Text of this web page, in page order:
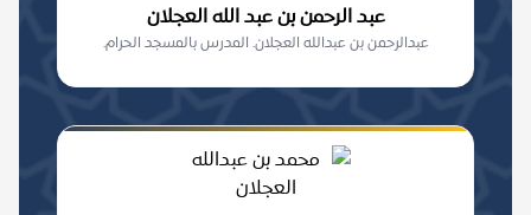
عبد الرحمن بن عبد الله العجلان
عبدالرحمن بن عبدالله العجلان. المدرس بالمسجد الحرام.